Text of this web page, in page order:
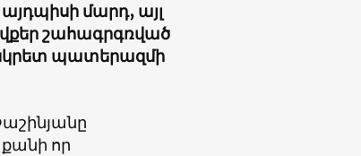
այդպիսի մարդ, այլ
շահագրգռված
պատերազմի
որ